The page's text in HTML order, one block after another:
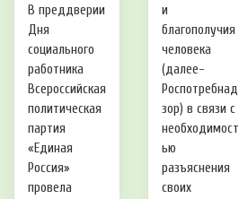
В преддверии
Дня
социального
работника
Всероссийская
политическая
партия
«Единая
Россия»
провела
и
благополучия
человека
(далее-
Роспотребнад
зор) в связи с
необходимост
ью
разъяснения
своих